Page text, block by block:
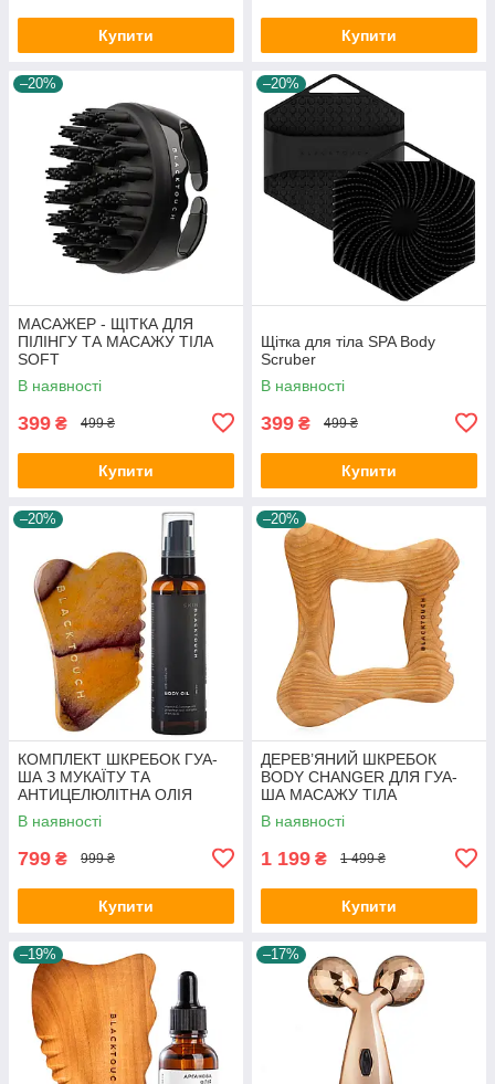
Купити Купити
–20%
МАСАЖЕР - ЩІТКА ДЛЯ
ПІЛІНГУ ТА МАСАЖУ ТІЛА
SOFT
В наявності
399 ₴ 499 ₴
Купити
–20%
Щітка для тіла SPA Body
Scruber
В наявності
399 ₴ 499 ₴
Купити
–20%
КОМПЛЕКТ ШКРЕБОК ГУА-
ША З МУКАЇТУ ТА
АНТИЦЕЛЮЛІТНА ОЛІЯ
В наявності
799 ₴ 999 ₴
Купити
–20%
ДЕРЕВ’ЯНИЙ ШКРЕБОК
BODY CHANGER ДЛЯ ГУА-
ША МАСАЖУ ТІЛА
В наявності
1 199 ₴ 1 499 ₴
Купити
–19% –17%